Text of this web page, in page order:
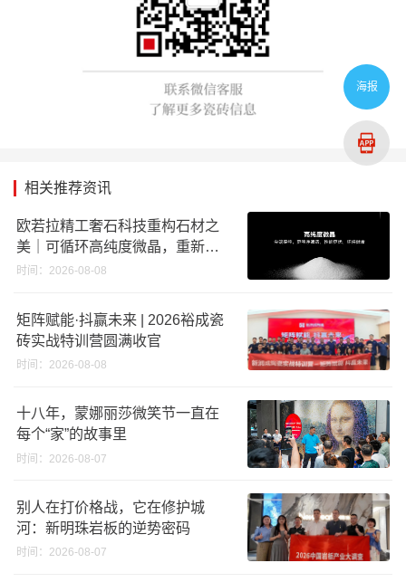
相关推荐资讯
欧若拉精工奢石科技重构石材之
美｜可循环高纯度微晶，重新定
义高端奢石原料
时间：2026-08-08
矩阵赋能·抖赢未来 | 2026裕成瓷
砖实战特训营圆满收官
时间：2026-08-08
十八年，蒙娜丽莎微笑节一直在
每个“家”的故事里
时间：2026-08-07
别人在打价格战，它在修护城
河：新明珠岩板的逆势密码
时间：2026-08-07
海报